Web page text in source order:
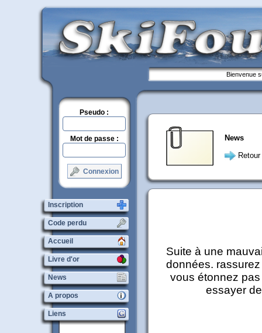
Bienvenue
News
Retour
Suite à une
données.
vous étonnez
essayer
Pseudo :
Mot de passe :
Connexion
Inscription
Code perdu
Accueil
Livre d'or
News
A propos
Liens